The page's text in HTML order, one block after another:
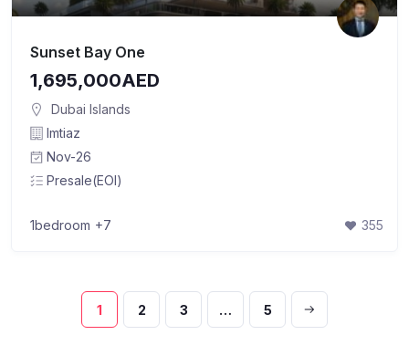
Sunset Bay One
1,695,000AED
Dubai Islands
Imtiaz
Nov-26
Presale(EOI)
1bedroom +7 355
1 2 3 … 5